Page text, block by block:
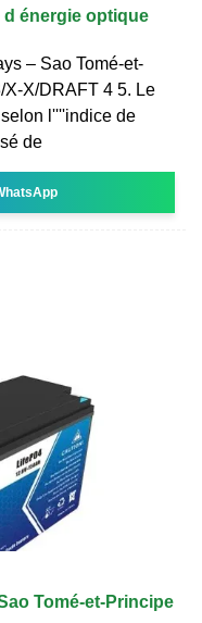
d énergie optique
– Sao Tomé-et-
X/DRAFT 4 5. Le
l''''indice de
de
Tomé-et-Principe